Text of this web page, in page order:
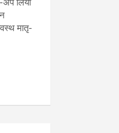
लिया
मातृ-